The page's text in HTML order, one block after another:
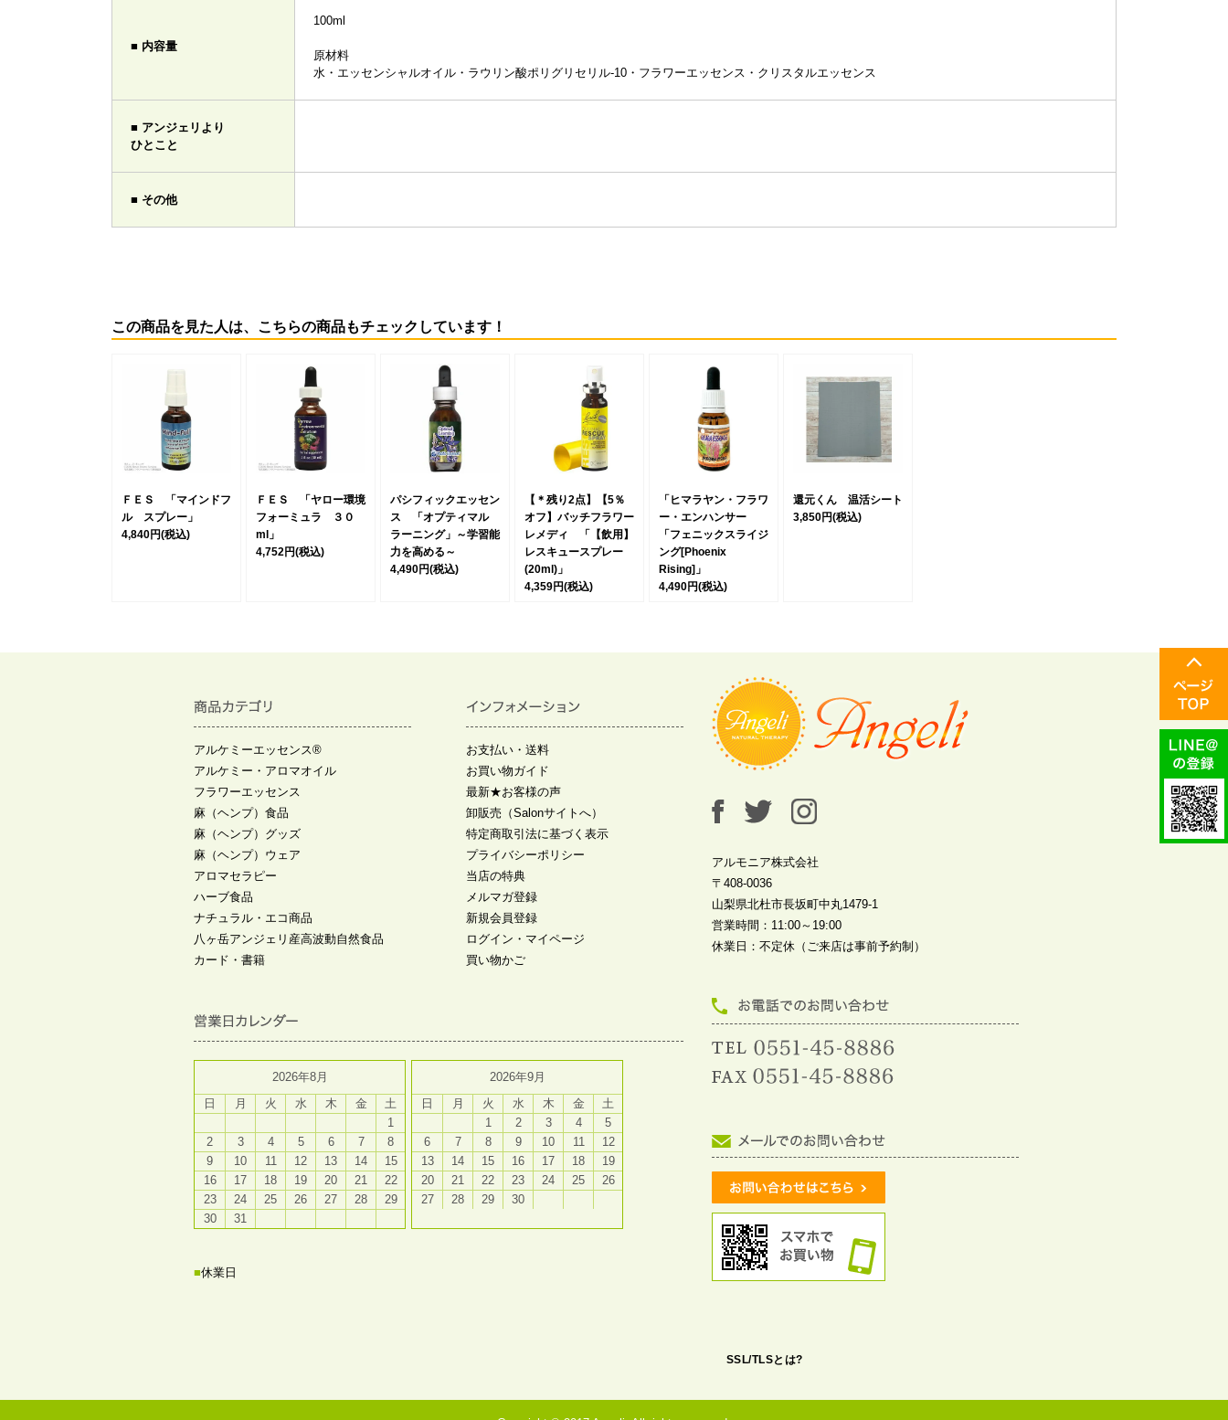
■ 内容量
100ml
原材料
水・エッセンシャルオイル・ラウリン酸ポリグリセリル-10・フラワーエッセンス・クリスタルエッセンス
■ アンジェリより
ひとこと
■ その他
この商品を見た人は、こちらの商品もチェックしています！
ＦＥＳ 「マインドフ
ル スプレー」
4,840円(税込)
ＦＥＳ 「ヤロー環境
フォーミュラ ３０
ml」
4,752円(税込)
パシフィックエッセン
ス 「オプティマル
ラーニング」～学習能
力を高める～
4,490円(税込)
【＊残り2点】【5％
オフ】バッチフラワー
レメディ 「【飲用】
レスキュースプレー
(20ml)」
4,359円(税込)
「ヒマラヤン・フラワ
ー・エンハンサー
「フェニックスライジ
ング[Phoenix
Rising]」
4,490円(税込)
還元くん 温活シート
3,850円(税込)
アルケミーエッセンス®
アルケミー・アロマオイル
フラワーエッセンス
麻（ヘンプ）食品
麻（ヘンプ）グッズ
麻（ヘンプ）ウェア
アロマセラピー
ハーブ食品
ナチュラル・エコ商品
八ヶ岳アンジェリ産高波動自然食品
カード・書籍
お支払い・送料
お買い物ガイド
最新★お客様の声
卸販売（Salonサイトへ）
特定商取引法に基づく表示
プライバシーポリシー
当店の特典
メルマガ登録
新規会員登録
ログイン・マイページ
買い物かご
2026年8月
日
月 火 水 木 金
土
1
2
3 4 5 6 7
8
9
10 11 12 13 14
15
16
17 18 19 20 21
22
23
24 25 26 27 28
29
30
31
2026年9月
日
月 火 水 木 金
土
1
2 3 4
5
6
7 8 9 10 11
12
13
14 15 16 17 18
19
20
21 22 23 24 25
26
27
28 29 30
■休業日
アルモニア株式会社
〒408-0036
山梨県北杜市長坂町中丸1479-1
営業時間：11:00～19:00
休業日：不定休（ご来店は事前予約制）
SSL/TLSとは?